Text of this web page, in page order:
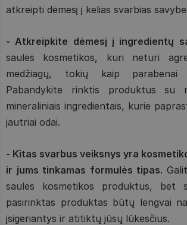
atkreipti dėmesį į kelias svarbias
- Atkreipkite dėmesį į ingredientų
saulės kosmetikos, kuri neturi
medžiagų, tokių kaip
Pabandykite rinktis produktus su
mineraliniais ingredientais, kurie
jautriai odai.
- Kitas svarbus veiksnys yra
ir jums tinkamas formulės tipas.
saulės kosmetikos produktus, bet
pasirinktas produktas būtų lengvai
įsigeriantys ir atitiktų jūsų lūkesčius.